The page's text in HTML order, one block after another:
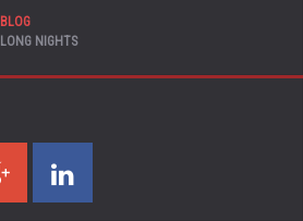
BLOG
LONG NIGHTS